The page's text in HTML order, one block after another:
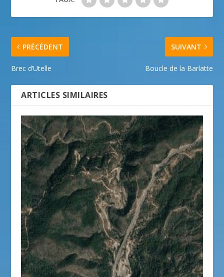
PRÉCÉDENT
Brec d’Utelle
SUIVANT
Boucle de la Barlatte
ARTICLES SIMILAIRES